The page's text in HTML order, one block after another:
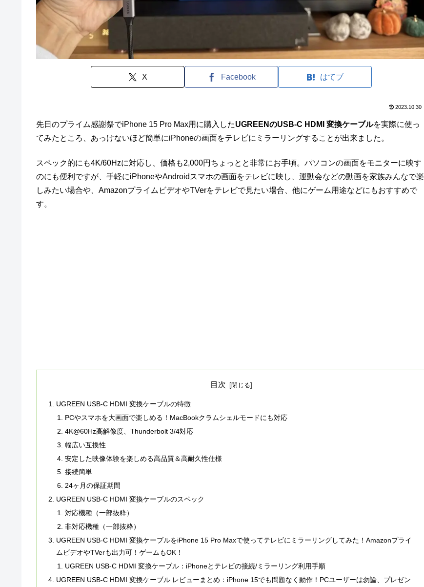
X Facebook はてブ
2023.10.30
先日のプライム感謝祭でiPhone 15 Pro Max用に購入したUGREENのUSB-C HDMI 変換ケーブルを実際に使っ
てみたところ、あっけないほど簡単にiPhoneの画面をテレビにミラーリングすることが出来ました。
スペック的にも4K/60Hzに対応し、価格も2,000円ちょっとと非常にお手頃。パソコンの画面をモニターに映す
のにも便利ですが、手軽にiPhoneやAndroidスマホの画面をテレビに映し、運動会などの動画を家族みんなで楽
しみたい場合や、AmazonプライムビデオやTVerをテレビで見たい場合、他にゲーム用途などにもおすすめで
す。
目次
UGREEN USB-C HDMI 変換ケーブルの特徴
PCやスマホを大画面で楽しめる！MacBookクラムシェルモードにも対応
4K@60Hz高解像度、Thunderbolt 3/4対応
幅広い互換性
安定した映像体験を楽しめる高品質＆高耐久性仕様
接続簡単
24ヶ月の保証期間
UGREEN USB-C HDMI 変換ケーブルのスペック
対応機種（一部抜粋）
非対応機種（一部抜粋）
UGREEN USB-C HDMI 変換ケーブルをiPhone 15 Pro Maxで使ってテレビにミラーリングしてみた！Amazonプライ
ムビデオやTVerも出力可！ゲームもOK！
UGREEN USB-C HDMI 変換ケーブル：iPhoneとテレビの接続/ミラーリング利用手順
UGREEN USB-C HDMI 変換ケーブル レビューまとめ：iPhone 15でも問題なく動作！PCユーザーは勿論、プレゼン